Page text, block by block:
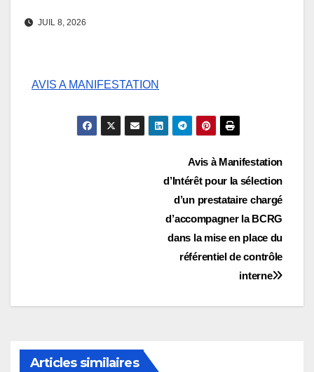
JUIL 8, 2026
AVIS A MANIFESTATION
Avis à Manifestation
d’Intérêt pour la sélection
d’un prestataire chargé
d’accompagner la BCRG
dans la mise en place du
référentiel de contrôle
interne
Articles similaires